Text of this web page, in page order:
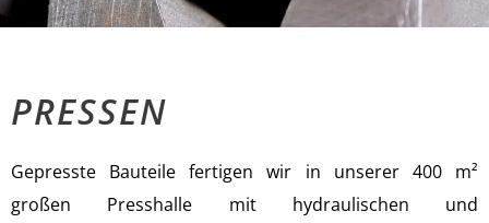
PRESSEN
Gepresste Bauteile fertigen wir in unserer 400 m²
großen Presshalle mit hydraulischen und